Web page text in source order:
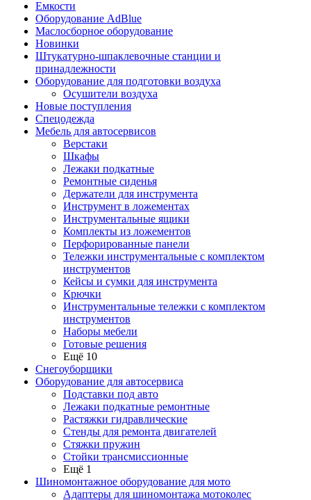
Емкости
Оборудование AdBlue
Маслосборное оборудование
Новинки
Штукатурно-шпаклевочные станции и
принадлежности
Оборудование для подготовки воздуха
Осушители воздуха
Новые поступления
Спецодежда
Мебель для автосервисов
Верстаки
Шкафы
Лежаки подкатные
Ремонтные сиденья
Держатели для инструмента
Инструмент в ложементах
Инструментальные ящики
Комплекты из ложементов
Перфорированные панели
Тележки инструментальные с комплектом
инструментов
Кейсы и сумки для инструмента
Крючки
Инструментальные тележки с комплектом
инструментов
Наборы мебели
Готовые решения
Ещё 10
Снегоуборщики
Оборудование для автосервиса
Подставки под авто
Лежаки подкатные ремонтные
Растяжки гидравлические
Стенды для ремонта двигателей
Стяжки пружин
Стойки трансмиссионные
Ещё 1
Шиномонтажное оборудование для мото
Адаптеры для шиномонтажа мотоколес